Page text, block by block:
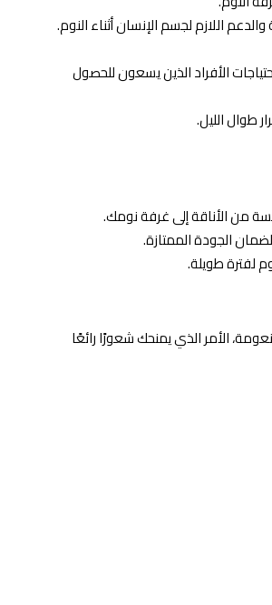
الأفراد الذين يسعون للحصول
طوال الليل.
من الأناقة إلى غرفة نومك.
الجودة الممتازة.
لفترة طويلة.
الدقيقة، فقد صممت مرتبة فينيسيا باستخدام قماش نيتنغ قطن 100% فائق النعومة، الأمر الذي يمنحك شعورًا رائعًا